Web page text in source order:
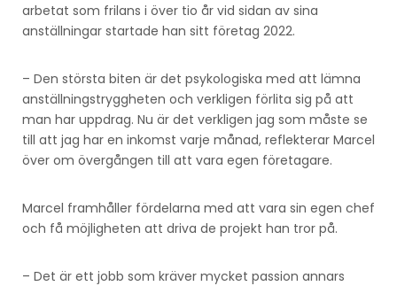
arbetat som frilans i över tio år vid sidan av sina
anställningar startade han sitt företag 2022.
– Den största biten är det psykologiska med att lämna
anställningstryggheten och verkligen förlita sig på att
man har uppdrag. Nu är det verkligen jag som måste se
till att jag har en inkomst varje månad, reflekterar Marcel
över om övergången till att vara egen företagare.
Marcel framhåller fördelarna med att vara sin egen chef
och få möjligheten att driva de projekt han tror på.
– Det är ett jobb som kräver mycket passion annars